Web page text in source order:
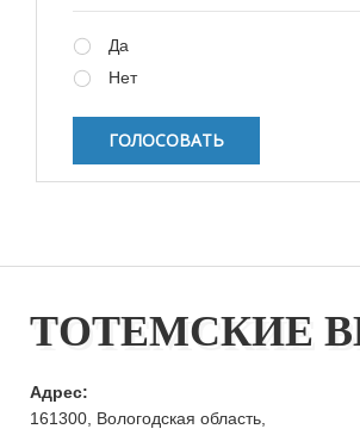
Да
Нет
ТОТЕМСКИЕ
Адрес:
161300, Вологодская область,